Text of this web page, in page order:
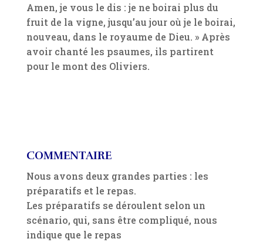
Amen, je vous le dis : je ne boirai plus du
fruit de la vigne, jusqu’au jour où je le boirai,
nouveau, dans le royaume de Dieu. » Après
avoir chanté les psaumes, ils partirent
pour le mont des Oliviers.
COMMENTAIRE
Nous avons deux grandes parties : les
préparatifs et le repas.
Les préparatifs se déroulent selon un
scénario, qui, sans être compliqué, nous
indique que le repas